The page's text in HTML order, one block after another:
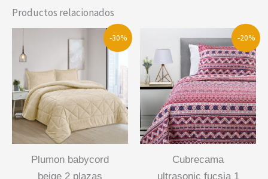
Productos relacionados
-30%
plumon babycord
beige 2 plazas
-20%
cubrecama
ultrasonic fucsia 1